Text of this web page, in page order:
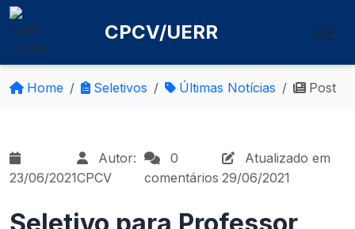
CPCV/UERR
Home Seletivos Últimas Notícias Post
23/06/2021
Autor:
CPCV
0
comentários
Atualizado em
29/06/2021